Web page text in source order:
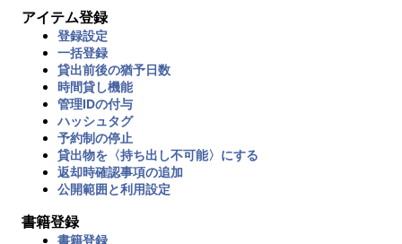
アイテム登録
登録設定
一括登録
貸出前後の猶予日数
時間貸し機能
管理IDの付与
ハッシュタグ
予約制の停止
貸出物を〈持ち出し不可能〉にする
返却時確認事項の追加
公開範囲と利用設定
書籍登録
書籍登録